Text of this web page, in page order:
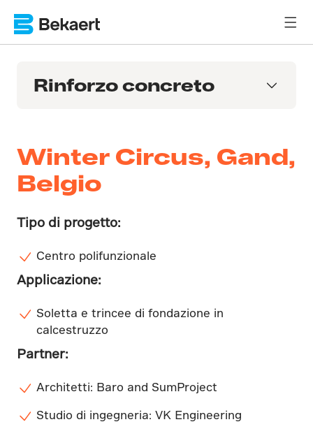
Rinforzo concreto
Winter Circus, Gand,
Belgio
Tipo di progetto:
Centro polifunzionale
Applicazione:
Soletta e trincee di fondazione in
calcestruzzo
Partner:
Architetti: Baro and SumProject
Studio di ingegneria: VK Engineering